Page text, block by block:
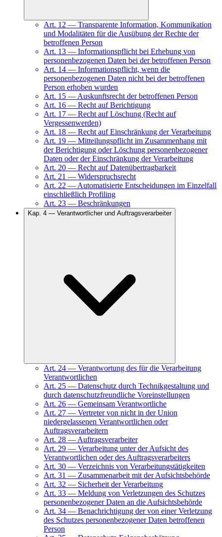
Art. 12 — Transparente Information, Kommunikation
und Modalitäten für die Ausübung der Rechte der
betroffenen Person
Art. 13 — Informationspflicht bei Erhebung von
personenbezogenen Daten bei der betroffenen Person
Art. 14 — Informationspflicht, wenn die
personenbezogenen Daten nicht bei der betroffenen
Person erhoben wurden
Art. 15 — Auskunftsrecht der betroffenen Person
Art. 16 — Recht auf Berichtigung
Art. 17 — Recht auf Löschung (Recht auf
Vergessenwerden)
Art. 18 — Recht auf Einschränkung der Verarbeitung
Art. 19 — Mitteilungspflicht im Zusammenhang mit
der Berichtigung oder Löschung personenbezogener
Daten oder der Einschränkung der Verarbeitung
Art. 20 — Recht auf Datenübertragbarkeit
Art. 21 — Widerspruchsrecht
Art. 22 — Automatisierte Entscheidungen im Einzelfall
einschließlich Profiling
Art. 23 — Beschränkungen
Kap. 4 — Verantwortlicher und Auftragsverarbeiter
Art. 24 — Verantwortung des für die Verarbeitung
Verantwortlichen
Art. 25 — Datenschutz durch Technikgestaltung und
durch datenschutzfreundliche Voreinstellungen
Art. 26 — Gemeinsam Verantwortliche
Art. 27 — Vertreter von nicht in der Union
niedergelassenen Verantwortlichen oder
Auftragsverarbeitern
Art. 28 — Auftragsverarbeiter
Art. 29 — Verarbeitung unter der Aufsicht des
Verantwortlichen oder des Auftragsverarbeiters
Art. 30 — Verzeichnis von Verarbeitungstätigkeiten
Art. 31 — Zusammenarbeit mit der Aufsichtsbehörde
Art. 32 — Sicherheit der Verarbeitung
Art. 33 — Meldung von Verletzungen des Schutzes
personenbezogener Daten an die Aufsichtsbehörde
Art. 34 — Benachrichtigung der von einer Verletzung
des Schutzes personenbezogener Daten betroffenen
Person